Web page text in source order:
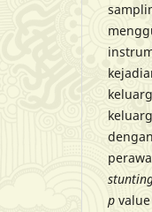
dengan
p